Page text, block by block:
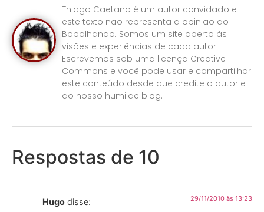
Thiago Caetano é um autor convidado e
este texto não representa a opinião do
Bobolhando. Somos um site aberto às
visões e experiências de cada autor.
Escrevemos sob uma licença Creative
Commons e você pode usar e compartilhar
este conteúdo desde que credite o autor e
ao nosso humilde blog.
Respostas de 10
Hugo disse: 29/11/2010 às 13:23